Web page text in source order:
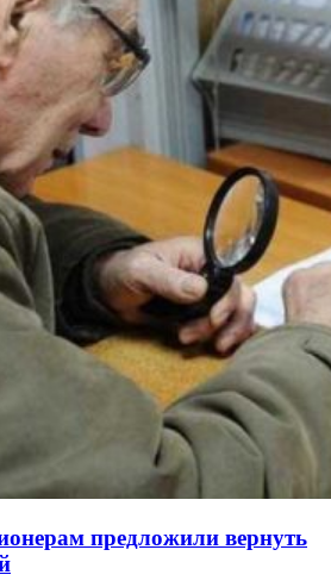
предложили вернуть